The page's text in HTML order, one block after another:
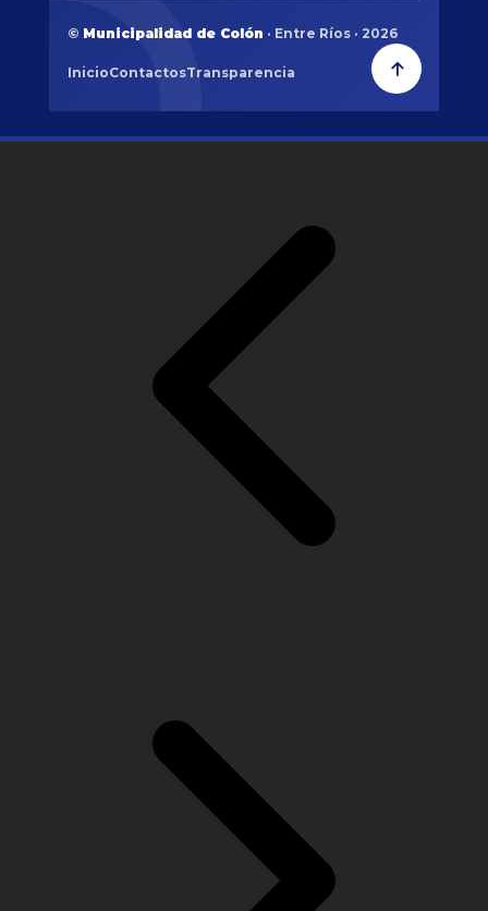
© Municipalidad de Colón · Entre Ríos · 2026
InicioContactosTransparencia